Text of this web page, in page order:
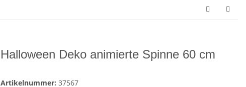
Halloween Deko animierte Spinne 60 cm
Artikelnummer: 37567